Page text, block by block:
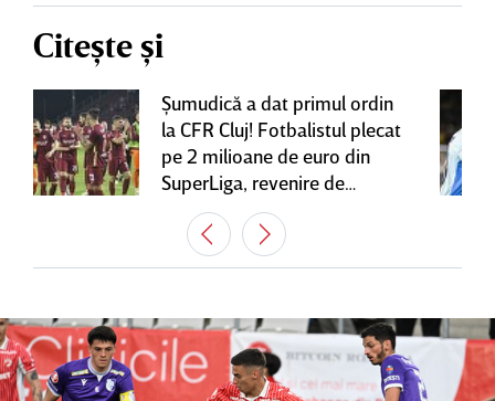
Citește și
Şumudică a dat primul ordin
la CFR Cluj! Fotbalistul plecat
pe 2 milioane de euro din
SuperLiga, revenire de
senzaţie în Gruia